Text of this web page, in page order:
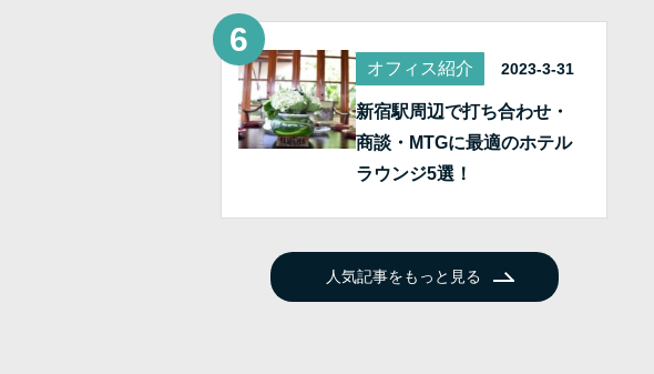
オフィス紹介 2023-3-31
新宿駅周辺で打ち合わせ・
商談・MTGに最適のホテル
ラウンジ5選！
人気記事をもっと見る